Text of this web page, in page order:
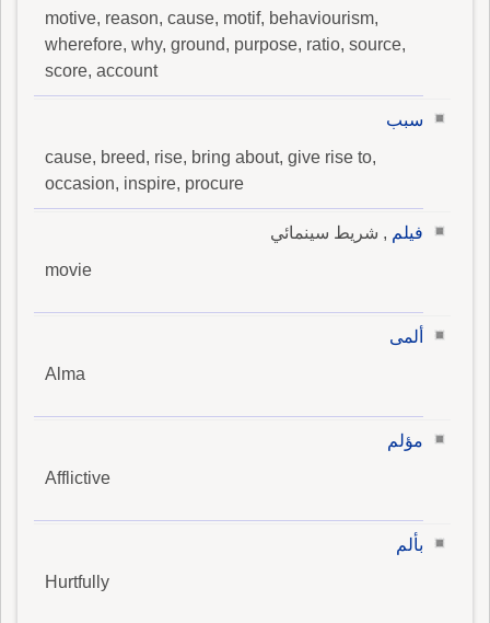
motive, reason, cause, motif, behaviourism,
wherefore, why, ground, purpose, ratio, source,
score, account
سبب
cause, breed, rise, bring about, give rise to,
occasion, inspire, procure
فيلم , شريط سينمائي
movie
ألمى
Alma
مؤلم
Afflictive
بألم
Hurtfully